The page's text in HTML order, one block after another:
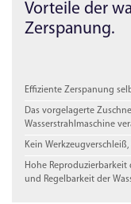
Vorteile der
Zerspanung.
Effiziente Zerspanung
Das vorgelagerte
Wasserstrahlmaschine
Kein
Hohe
und Regelbarkeit der